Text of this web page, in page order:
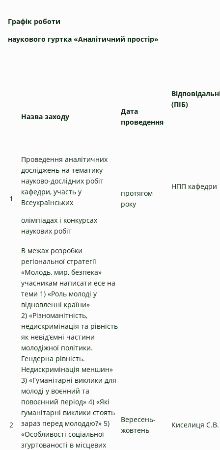
Графік роботи
наукового гуртка «Аналітичний простір»
Назва заходу
Дата
проведення
(ПІБ)
1
Проведення аналітичних
досліджень на тематику
науково-дослідних робіт
кафедри, участь у
Всеукраїнських
олімпіадах і конкурсах
наукових робіт
протягом
року
НПП кафедри
2
В межах розробки
регіональної стратегії
«Молодь, мир, безпека»
учасникам написати есе на
теми 1) «Роль молоді у
відновленні країни»
2) «Різноманітність,
недискримінація та рівність
як невід’ємні частини
молодіжної політики.
Гендерна рівність.
Недискримінація меншин»
3) «Гуманітарні виклики для
молоді у воєнний та
повоєнний період» 4) «Які
гуманітарні виклики стоять
зараз перед молоддю?» 5)
«Особливості соціальної
згуртованості в місцевих
Вересень-
жовтень
Киселиця С.В.